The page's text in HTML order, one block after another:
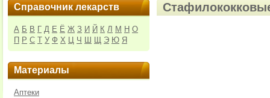
Справочник лекарств
А Б В Г Д Е Ё Ж З И Й К Л М Н О
П Р С Т У Ф Х Ц Ч Ш Щ Э Ю Я
Материалы
Аптеки